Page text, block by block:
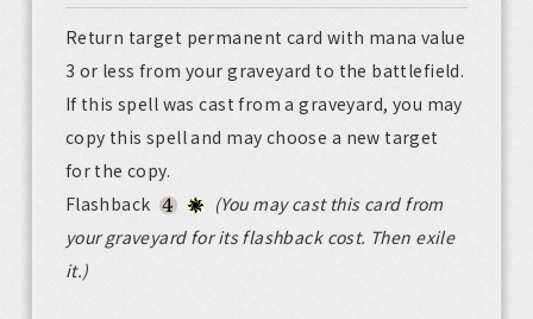
Return target permanent card with mana value
3 or less from your graveyard to the battlefield.
If this spell was cast from a graveyard, you may
copy this spell and may choose a new target
for the copy.
Flashback
(You may cast this card from
your graveyard for its flashback cost. Then exile
it.)